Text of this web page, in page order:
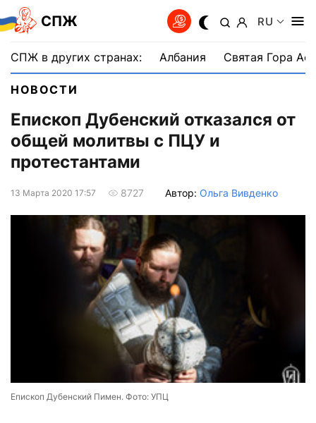
СПЖ RU
СПЖ в других странах: Албания Святая Гора
НОВОСТИ
Епископ Дубенский отказался от
общей молитвы с ПЦУ и
протестантами
13 Марта 2020 17:57 8727 Автор: Ольга Вивденко
Епископ Дубенский Пимен. Фото: УПЦ